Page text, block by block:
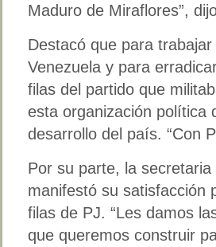
Maduro de Miraflores”,
Destacó que para
Venezuela y para
filas del partido que
esta organización política
desarrollo del país. “Con
Por su parte, la
manifestó su satisfacción
filas de PJ. “Les damos
que queremos construir